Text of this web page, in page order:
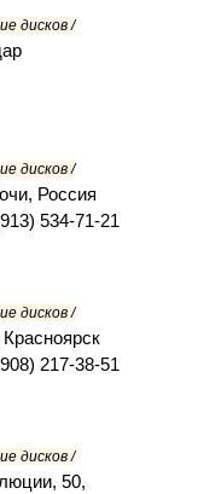
дисков /
дисков /
Россия
534-71-21
дисков /
217-38-51
дисков /
50,